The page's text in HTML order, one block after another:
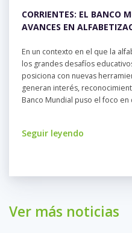
CORRIENTES: EL BANCO
AVANCES EN
En un contexto en el que la
los grandes desafíos
posiciona con nuevas
generan interés,
Banco Mundial puso el foco
Seguir leyendo
Ver más noticias